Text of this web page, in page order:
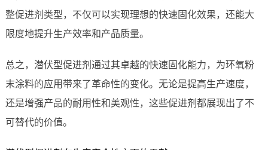
整促进剂类型，不仅可以实现理想的快速固化效果，还能大
限度地提升生产效率和产品质量。
总之，潜伏型促进剂通过其卓越的快速固化能力，为环氧粉
末涂料的应用带来了革命性的变化。无论是提高生产速度，
还是增强产品的耐用性和美观性，这些促进剂都展现出了不
可替代的价值。